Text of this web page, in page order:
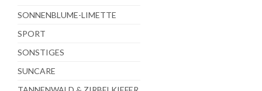
SONNENBLUME-LIMETTE
SPORT
SONSTIGES
SUNCARE